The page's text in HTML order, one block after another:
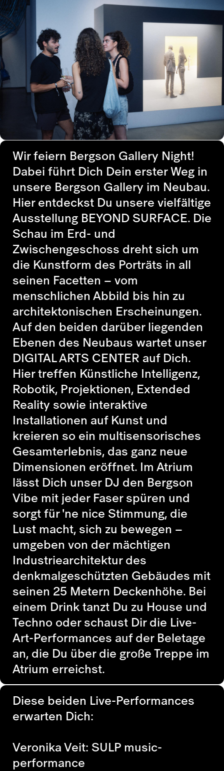
Wir feiern Bergson Gallery Night!
Dabei führt Dich Dein erster Weg in
unsere Bergson Gallery im Neubau.
Hier entdeckst Du unsere vielfältige
Ausstellung BEYOND SURFACE. Die
Schau im Erd- und
Zwischengeschoss dreht sich um
die Kunstform des Porträts in all
seinen Facetten – vom
menschlichen Abbild bis hin zu
architektonischen Erscheinungen.
Auf den beiden darüber liegenden
Ebenen des Neubaus wartet unser
DIGITAL ARTS CENTER auf Dich.
Hier treffen Künstliche Intelligenz,
Robotik, Projektionen, Extended
Reality sowie interaktive
Installationen auf Kunst und
kreieren so ein multisensorisches
Gesamterlebnis, das ganz neue
Dimensionen eröffnet. Im Atrium
lässt Dich unser DJ den Bergson
Vibe mit jeder Faser spüren und
sorgt für 'ne nice Stimmung, die
Lust macht, sich zu bewegen –
umgeben von der mächtigen
Industriearchitektur des
denkmalgeschützten Gebäudes mit
seinen 25 Metern Deckenhöhe. Bei
einem Drink tanzt Du zu House und
Techno oder schaust Dir die Live-
Art-Performances auf der Beletage
an, die Du über die große Treppe im
Atrium erreichst.
Diese beiden Live-Performances
erwarten Dich:
Veronika Veit: SULP music-
performance